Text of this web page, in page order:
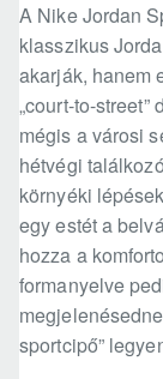
A Nike Jordan
klasszikus
akarják, hanem
„court-to-
mégis a városi
hétvégi
környéki
egy estét a
hozza a
formanyelve
sportcipő”